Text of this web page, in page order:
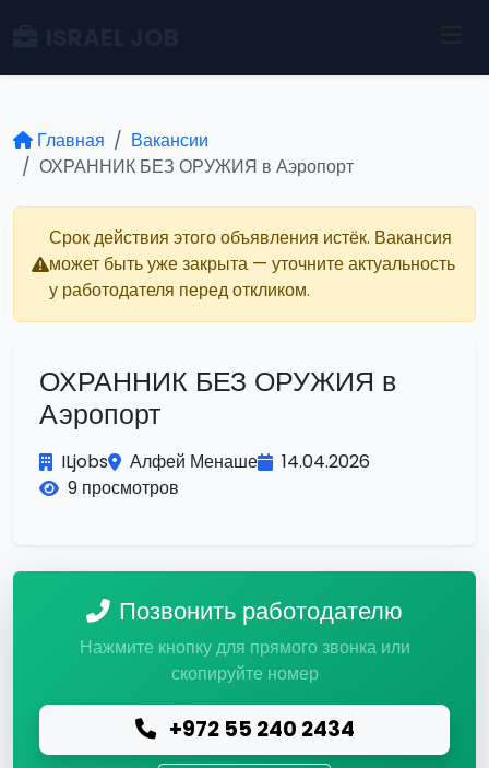
Главная
Вакансии
ОХРАННИК БЕЗ ОРУЖИЯ в Аэропорт
Срок действия этого объявления истёк. Вакансия
может быть уже закрыта — уточните актуальность
у работодателя перед откликом.
ОХРАННИК БЕЗ ОРУЖИЯ в
Аэропорт
ILjobs Алфей Менаше
14.04.2026
9 просмотров
Позвонить работодателю
Нажмите кнопку для прямого звонка или
скопируйте номер
+972 55 240 2434